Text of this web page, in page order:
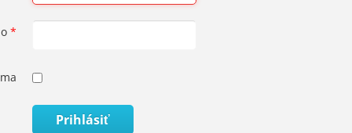
*
Prihlásiť